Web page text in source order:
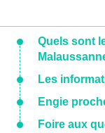
Quels sont
Les
Engie
Foire aux